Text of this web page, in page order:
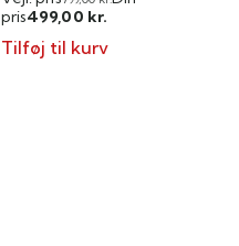
pris499,00 kr.
Tilføj til kurv